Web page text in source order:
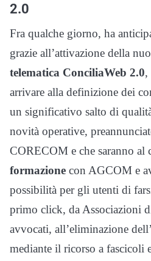
2.0
Fra qualche giorno, ha
grazie all’attivazione della
telematica ConciliaWeb 2.0,
arrivare alla definizione dei
un significativo salto di
novità operative,
CORECOM e che saranno al
formazione con AGCOM e
possibilità per gli utenti di
primo click, da Associazioni
avvocati, all’eliminazione
mediante il ricorso a fascicoli